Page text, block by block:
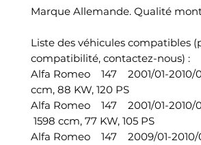
Marque Allemande. Qualité
Liste des véhicules compatibles
compatibilité, contactez-nous) :
Alfa Romeo 147 2001/01-2010/
ccm, 88 KW, 120 PS
Alfa Romeo 147 2001/01-2010/
1598 ccm, 77 KW, 105 PS
Alfa Romeo 147 2009/01-